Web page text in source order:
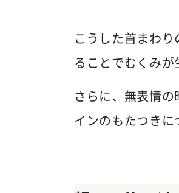
こうした首まわ
ることでむくみが
さらに、無表情
インのもたつきに